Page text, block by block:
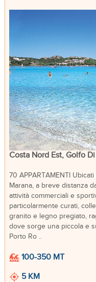
Costa Nord Est, Golfo
70 APPARTAMENTI
Marana, a breve distanza
attività commerciali e
particolarmente curati,
granito e legno pregiato,
dove sorge una piccola e
Porto Ro ..
100-350 MT
5 KM